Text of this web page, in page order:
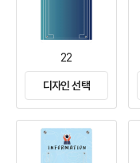
22
디자인 선택